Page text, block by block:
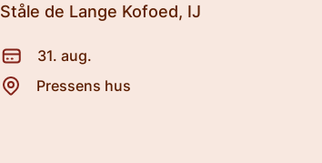
Ståle de Lange Kofoed, IJ
31. aug.
Pressens hus